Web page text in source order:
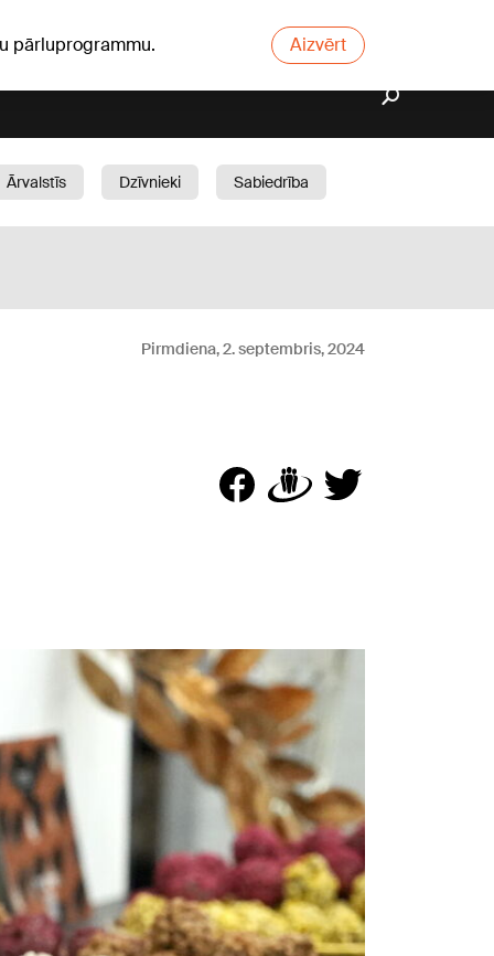
pārluprogrammu. Aizvērt
Ārvalstīs Dzīvnieki
Sabiedrība
Pirmdiena, 2. septembris, 2024